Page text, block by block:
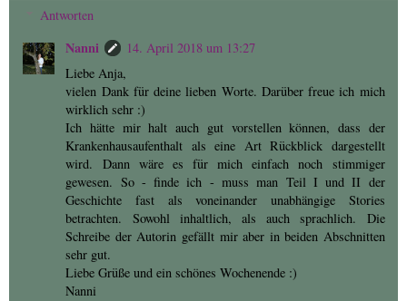
Antworten
Nanni
14. April 2018 um 13:27
Liebe Anja,
vielen Dank für deine lieben Worte. Darüber freue ich mich
wirklich sehr :)
Ich hätte mir halt auch gut vorstellen können, dass der
Krankenhausaufenthalt als eine Art Rückblick dargestellt
wird. Dann wäre es für mich einfach noch stimmiger
gewesen. So - finde ich - muss man Teil I und II der
Geschichte fast als voneinander unabhängige Stories
betrachten. Sowohl inhaltlich, als auch sprachlich. Die
Schreibe der Autorin gefällt mir aber in beiden Abschnitten
sehr gut.
Liebe Grüße und ein schönes Wochenende :)
Nanni